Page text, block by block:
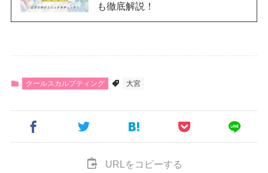
も徹底解説！
クールスカルプティング 大宮
URLをコピーする